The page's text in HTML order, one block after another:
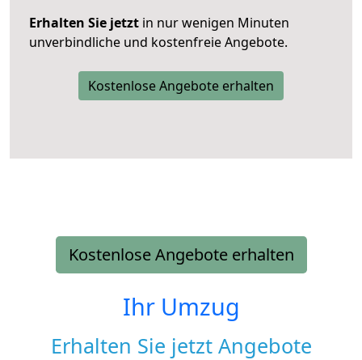
Erhalten Sie jetzt in nur wenigen Minuten
unverbindliche und kostenfreie Angebote.
Kostenlose Angebote erhalten
Kostenlose Angebote erhalten
Ihr Umzug
Erhalten Sie jetzt Angebote